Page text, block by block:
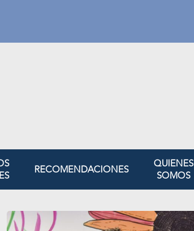
RECOMENDACIONES
QUIENES
SOMOS